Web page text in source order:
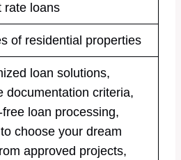
rate loans
of residential properties
loan solutions,
documentation criteria,
loan processing,
choose your dream
approved projects,